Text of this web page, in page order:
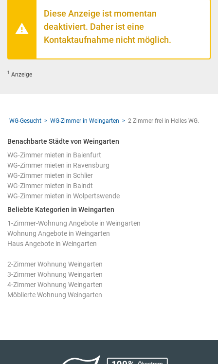
Diese Anzeige ist momentan
deaktiviert. Daher ist eine
Kontaktaufnahme nicht möglich.
1 Anzeige
WG-Gesucht WG-Zimmer in Weingarten 2 Zimmer frei in Helles WG.
Benachbarte Städte von Weingarten
WG-Zimmer mieten in Baienfurt
WG-Zimmer mieten in Ravensburg
WG-Zimmer mieten in Schlier
WG-Zimmer mieten in Baindt
WG-Zimmer mieten in Wolpertswende
Beliebte Kategorien in Weingarten
1-Zimmer-Wohnung Angebote in Weingarten
Wohnung Angebote in Weingarten
Haus Angebote in Weingarten
2-Zimmer Wohnung Weingarten
3-Zimmer Wohnung Weingarten
4-Zimmer Wohnung Weingarten
Möblierte Wohnung Weingarten